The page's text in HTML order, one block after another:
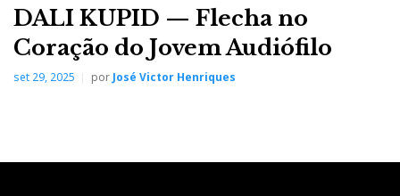
DALI KUPID — Flecha no
Coração do Jovem Audiófilo
set 29, 2025 porJosé Victor Henriques